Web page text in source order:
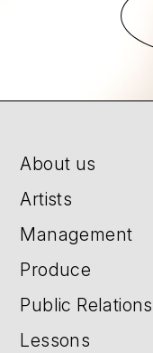
About us
Artists
Management
Produce
Public Relations
Lessons